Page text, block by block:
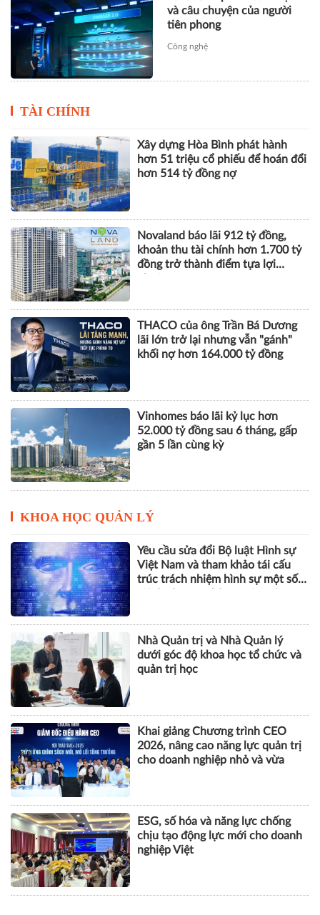
TÀI CHÍNH
Xây dựng Hòa Bình phát hành
hơn 51 triệu cổ phiếu để hoán đổi
hơn 514 tỷ đồng nợ
Novaland báo lãi 912 tỷ đồng,
khoản thu tài chính hơn 1.700 tỷ
đồng trở thành điểm tựa lợi
THACO của ông Trần Bá Dương
lãi lớn trở lại nhưng vẫn "gánh"
khối nợ hơn 164.000 tỷ đồng
Vinhomes báo lãi kỷ lục hơn
52.000 tỷ đồng sau 6 tháng, gấp
gần 5 lần cùng kỳ
KHOA HỌC QUẢN LÝ
Yêu cầu sửa đổi Bộ luật Hình sự
nhân tạo
Nhà Quản trị và Nhà Quản lý
dưới góc độ khoa học tổ chức và
quản trị học
Khai giảng Chương trình CEO
2026, nâng cao năng lực quản trị
cho doanh nghiệp nhỏ và vừa
ESG, số hóa và năng lực chống
chịu tạo động lực mới cho doanh
nghiệp Việt
BẤT ĐỘNG SẢN
Khu phố thương mại SOHO tại